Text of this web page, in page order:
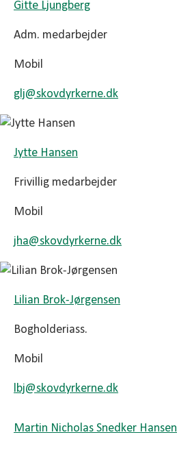
Gitte Ljungberg
Adm. medarbejder
Mobil
glj@skovdyrkerne.dk
Jytte Hansen
Frivillig medarbejder
Mobil
jha@skovdyrkerne.dk
Lilian Brok-Jørgensen
Bogholderiass.
Mobil
lbj@skovdyrkerne.dk
Martin Nicholas Snedker Hansen